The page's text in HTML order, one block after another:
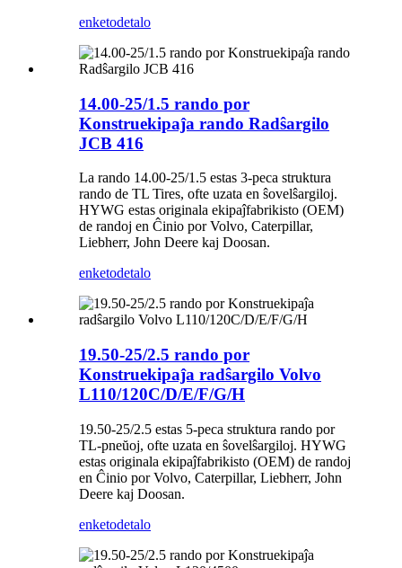
enketodetalo
14.00-25/1.5 rando por
Konstruekipaĵa rando Radŝargilo
JCB 416
La rando 14.00-25/1.5 estas 3-peca struktura
rando de TL Tires, ofte uzata en ŝovelŝargiloj.
HYWG estas originala ekipaĵfabrikisto (OEM)
de randoj en Ĉinio por Volvo, Caterpillar,
Liebherr, John Deere kaj Doosan.
enketodetalo
19.50-25/2.5 rando por
Konstruekipaĵa radŝargilo Volvo
L110/120C/D/E/F/G/H
19.50-25/2.5 estas 5-peca struktura rando por
TL-pneŭoj, ofte uzata en ŝovelŝargiloj. HYWG
estas originala ekipaĵfabrikisto (OEM) de randoj
en Ĉinio por Volvo, Caterpillar, Liebherr, John
Deere kaj Doosan.
enketodetalo